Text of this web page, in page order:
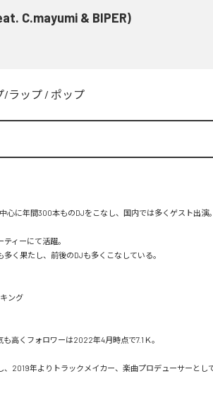
C.mayumi & BIPER)
/ラップ / ポップ
心に年間300本ものDJをこなし、国内では多くゲスト出演。
ィーにて活躍。
く果たし、前後のDJも多くこなしている。
ング
高くフォロワーは2022年4月時点で7.1Ｋ。
2019年よりトラックメイカー、楽曲プロデューサーとし